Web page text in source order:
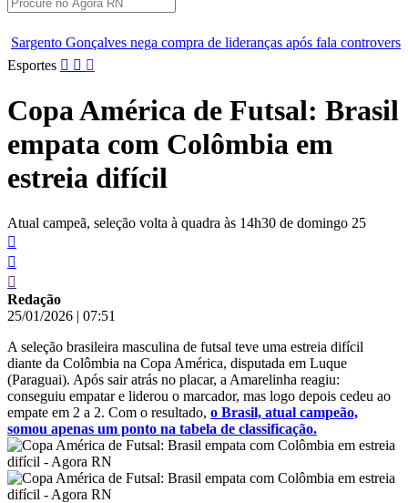
compra de lideranças após fala controversa em entrevista
Pular
para
conteúdo
Esportes
Copa América de Futsal: Brasil
empata com Colômbia em
estreia difícil
Atual campeã, seleção volta à quadra às 14h30 de domingo 25
Redação
25/01/2026 | 07:51
A seleção brasileira masculina de futsal teve uma estreia difícil
diante da Colômbia na Copa América, disputada em Luque
(Paraguai). Após sair atrás no placar, a Amarelinha reagiu:
conseguiu empatar e liderou o marcador, mas logo depois cedeu ao
empate em 2 a 2. Com o resultado, o Brasil, atual campeão,
somou apenas um ponto na tabela de classificação.